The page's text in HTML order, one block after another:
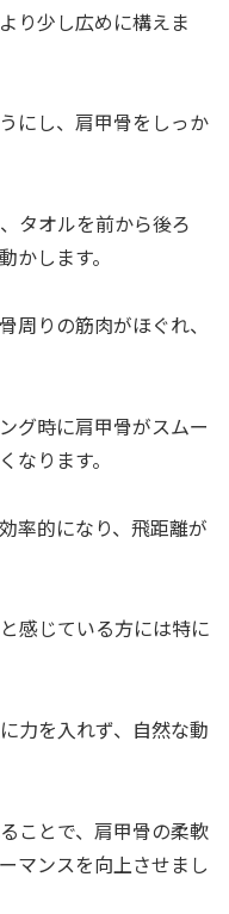
り少し広めに構えま
にし、肩甲骨をしっか
タオルを前から後ろ
かします。
周りの筋肉がほぐれ、
グ時に肩甲骨がスムー
なります。
率的になり、飛距離が
感じている方には特に
力を入れず、自然な動
ことで、肩甲骨の柔軟
マンスを向上させまし